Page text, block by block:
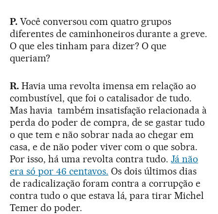
P.Você conversou com quatro grupos
diferentes de caminhoneiros durante a greve.
O que eles tinham para dizer? O que
queriam?
R.Havia uma revolta imensa em relação ao
combustível, que foi o catalisador de tudo.
Mas havia também insatisfação relacionada à
perda do poder de compra, de se gastar tudo
o que tem e não sobrar nada ao chegar em
casa, e de não poder viver com o que sobra.
Por isso, há uma revolta contra tudo.Já não
era só por 46 centavos. Os dois últimos dias
de radicalização foram contra a corrupção e
contra tudo o que estava lá, para tirar Michel
Temer do poder.